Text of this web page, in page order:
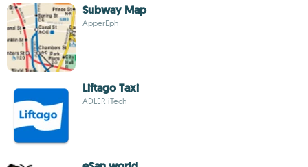
Subway Map
ApperEph
Liftago Taxi
ADLER iTech